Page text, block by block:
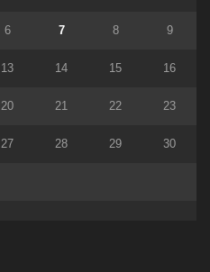
6 7 8 9
13 14 15 16
20 21 22 23
27 28 29 30